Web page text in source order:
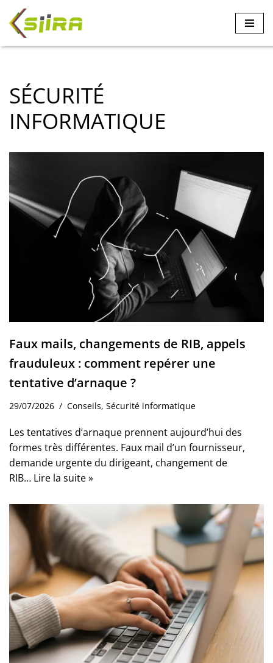
Aller
au
SÉCURITÉ
INFORMATIQUE
Faux mails, changements de RIB, appels
frauduleux : comment repérer une
tentative d’arnaque ?
29/07/2026 Conseils, Sécurité informatique
Les tentatives d’arnaque prennent aujourd’hui des
formes très différentes. Faux mail d’un fournisseur,
demande urgente du dirigeant, changement de
RIB… Lire la suite »